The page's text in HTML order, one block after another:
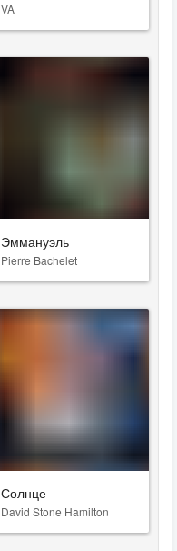
VA
Эммануэль
Pierre Bachelet
Солнце
David Stone Hamilton